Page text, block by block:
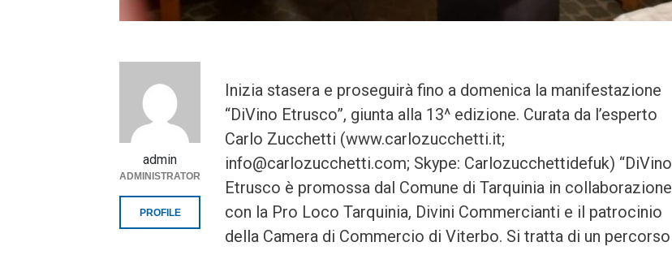
Inizia stasera e proseguirà fino a domenica la manifestazione
“DiVino Etrusco”, giunta alla 13^ edizione. Curata da l’esperto
Carlo Zucchetti (www.carlozucchetti.it;
info@carlozucchetti.com; Skype: Carlozucchettidefuk) “DiVino
Etrusco è promossa dal Comune di Tarquinia in collaborazione
con la Pro Loco Tarquinia, Divini Commercianti e il patrocinio
della Camera di Commercio di Viterbo. Si tratta di un percorso
admin
ADMINISTRATOR
PROFILE